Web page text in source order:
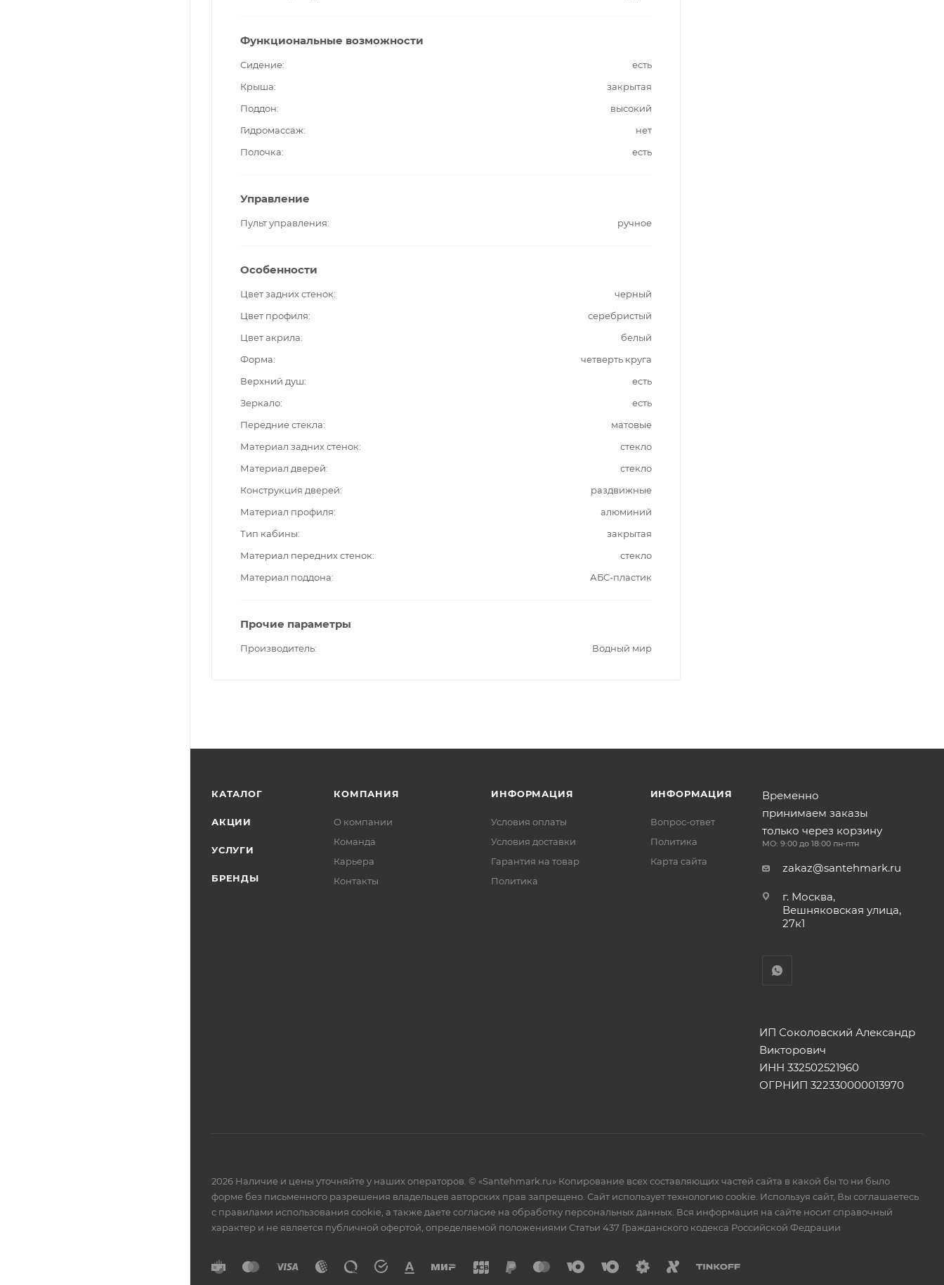
Функциональные возможности
Сидение
есть
Крыша
закрытая
Поддон
высокий
Гидромассаж
нет
Полочка
есть
Управление
Пульт управления ручное
Особенности
Цвет задних стенок
черный
Цвет профиля
серебристый
Цвет акрила
белый
Форма
четверть круга
Верхний душ
есть
Зеркало
есть
Передние стекла
матовые
Материал задних стенок
стекло
Материал дверей
стекло
Конструкция дверей
раздвижные
Материал профиля
алюминий
Тип кабины
закрытая
Материал передних стенок
стекло
Материал поддона
АБС-пластик
Прочие параметры
Производитель Водный мир
КАТАЛОГ
АКЦИИ
УСЛУГИ
БРЕНДЫ
КОМПАНИЯ
О компании
Команда
Карьера
Контакты
ИНФОРМАЦИЯ
Условия оплаты
Условия доставки
Гарантия на товар
Политика
ИНФОРМАЦИЯ
Вопрос-ответ
Политика
Карта сайта
Временно
принимаем заказы
только через корзину
МО: 9:00 до 18:00 пн-птн
zakaz@santehmark.ru
г. Москва,
Вешняковская улица,
27к1
ИП Соколовский Александр
Викторович
ИНН 332502521960
ОГРНИП 322330000013970
2026 Наличие и цены уточняйте у наших операторов. © «Santehmark.ru» Копирование всех составляющих частей сайта в какой бы то ни было
форме без письменного разрешения владельцев авторских прав запрещено. Сайт использует технологию cookie. Используя сайт, Вы соглашаетесь
с правилами использования cookie, а также даете согласие на обработку персональных данных. Вся информация на сайте носит справочный
характер и не является публичной офертой, определяемой положениями Статьи 437 Гражданского кодекса Российской Федрации